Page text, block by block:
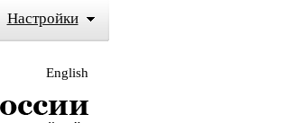
Настройки
English
сайт